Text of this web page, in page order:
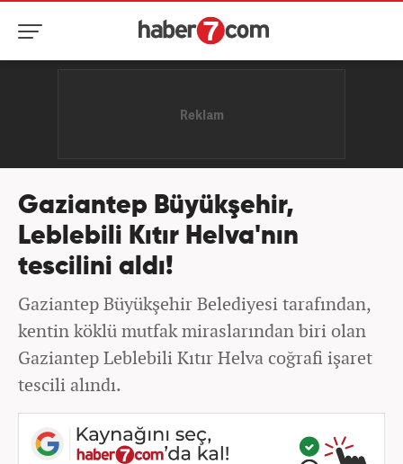
Gaziantep Büyükşehir,
Leblebili Kıtır Helva'nın
tescilini aldı!
Gaziantep Büyükşehir Belediyesi tarafından,
kentin köklü mutfak miraslarından biri olan
Gaziantep Leblebili Kıtır Helva coğrafi işaret
tescili alındı.